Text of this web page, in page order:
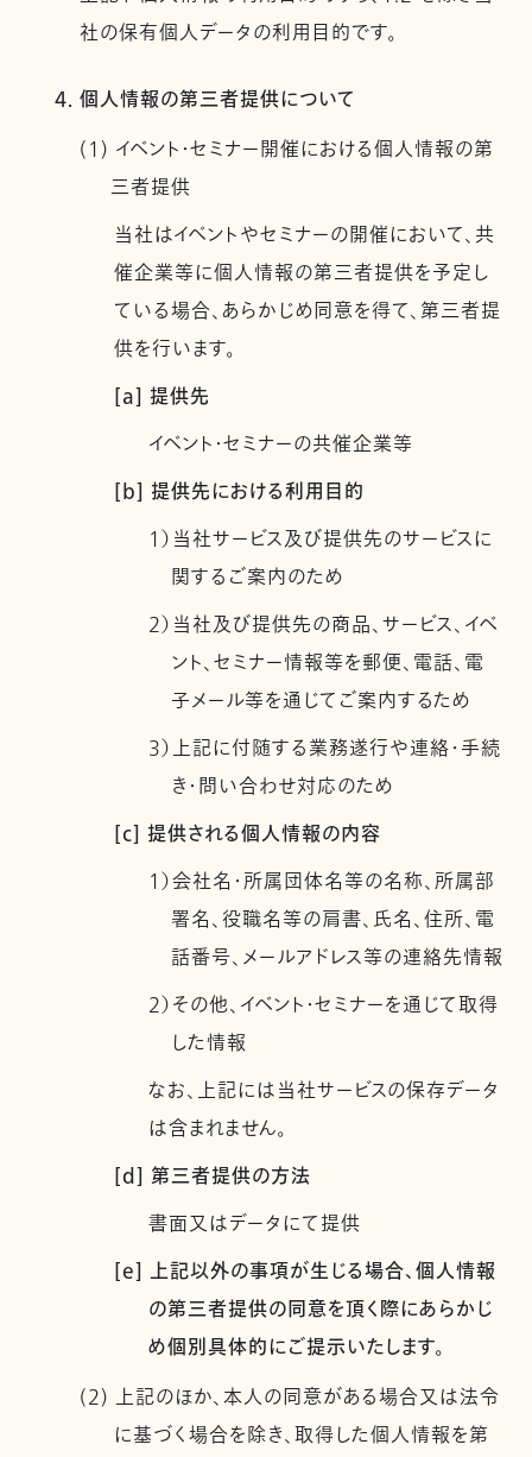
社の保有個人データの利用目的です。
4. 個人情報の第三者提供について
(1) イベント・セミナー開催における個人情報の第
三者提供
当社はイベントやセミナーの開催において、共
催企業等に個人情報の第三者提供を予定し
ている場合、あらかじめ同意を得て、第三者提
供を行います。
[a] 提供先
イベント・セミナーの共催企業等
[b] 提供先における利用目的
1）当社サービス及び提供先のサービスに
関するご案内のため
2）当社及び提供先の商品、サービス、イベ
ント、セミナー情報等を郵便、電話、電
子メール等を通じてご案内するため
3）上記に付随する業務遂行や連絡・手続
き・問い合わせ対応のため
[c] 提供される個人情報の内容
1）会社名・所属団体名等の名称、所属部
署名、役職名等の肩書、氏名、住所、電
話番号、メールアドレス等の連絡先情報
2）その他、イベント・セミナーを通じて取得
した情報
なお、上記には当社サービスの保存データ
は含まれません。
[d] 第三者提供の方法
書面又はデータにて提供
[e] 上記以外の事項が生じる場合、個人情報
の第三者提供の同意を頂く際にあらかじ
め個別具体的にご提示いたします。
(2) 上記のほか、本人の同意がある場合又は法令
に基づく場合を除き、取得した個人情報を第